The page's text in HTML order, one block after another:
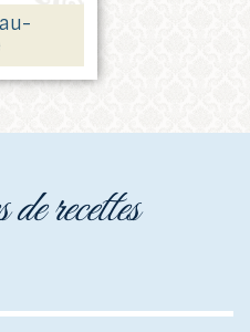
de recettes